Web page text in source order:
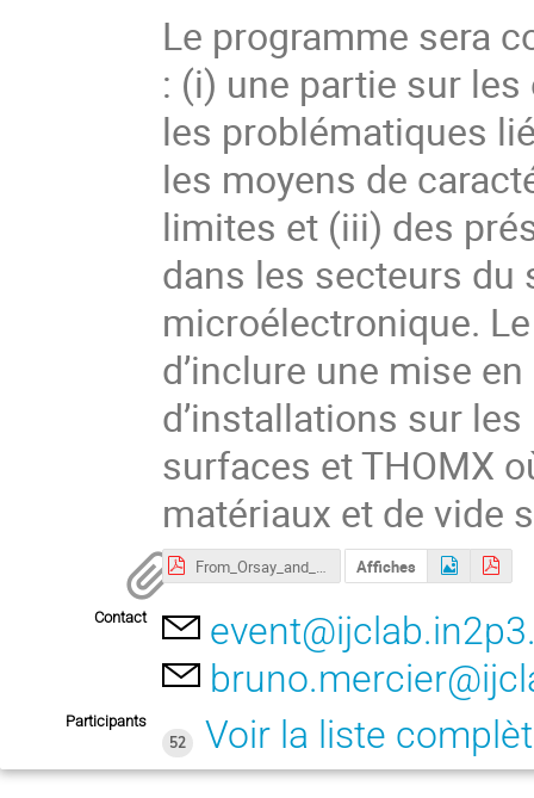
Le programme sera
: (i) une partie sur
les problématiques
les moyens de
limites et (iii) des
dans les secteurs du
microélectronique.
d’inclure une mise
d’installations sur
surfaces et THOMX
matériaux et de vide
From_Orsay_and_Bures_IJCLab_com_2022.pdf Affiches
Contact
Participants
52
Voir la liste